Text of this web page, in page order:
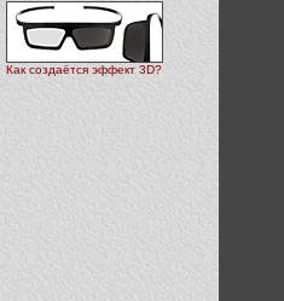
Как создаётся эффект 3D?